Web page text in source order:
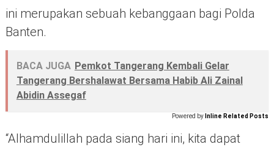
ini merupakan sebuah kebanggaan bagi Polda
Banten.
BACA JUGA Pemkot Tangerang Kembali Gelar
Tangerang Bershalawat Bersama Habib Ali Zainal
Abidin Assegaf
Powered by Inline Related Posts
“Alhamdulillah pada siang hari ini, kita dapat